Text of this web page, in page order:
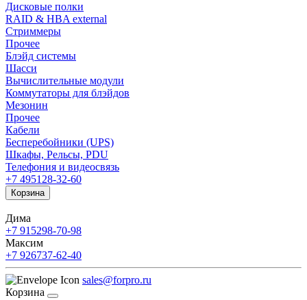
Дисковые полки
RAID & HBA external
Стриммеры
Прочее
Блэйд системы
Шасси
Вычислительные модули
Коммутаторы для блэйдов
Мезонин
Прочее
Кабели
Бесперебойники (UPS)
Шкафы, Рельсы, PDU
Телефония и видеосвязь
+7 495128-32-60
Корзина
Дима
+7 915298-70-98
Максим
+7 926737-62-40
sales@forpro.ru
Корзина